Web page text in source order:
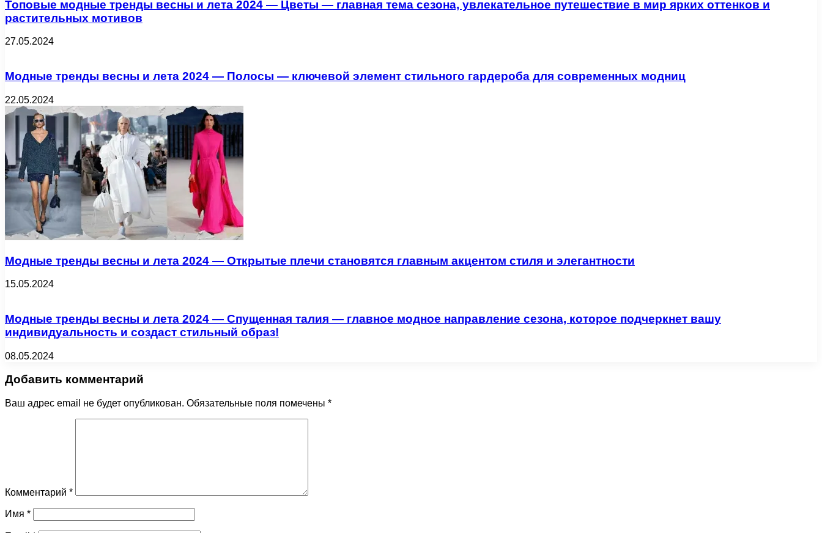
Топовые модные тренды весны и лета 2024 — Цветы — главная тема сезона, увлекательное путешествие в мир ярких оттенков и
растительных мотивов
27.05.2024
Модные тренды весны и лета 2024 — Полосы — ключевой элемент стильного гардероба для современных модниц
22.05.2024
Модные тренды весны и лета 2024 — Открытые плечи становятся главным акцентом стиля и элегантности
15.05.2024
Модные тренды весны и лета 2024 — Спущенная талия — главное модное направление сезона, которое подчеркнет вашу
индивидуальность и создаст стильный образ!
08.05.2024
Добавить комментарий
Ваш адрес email не будет опубликован. Обязательные поля помечены *
Комментарий *
Имя *